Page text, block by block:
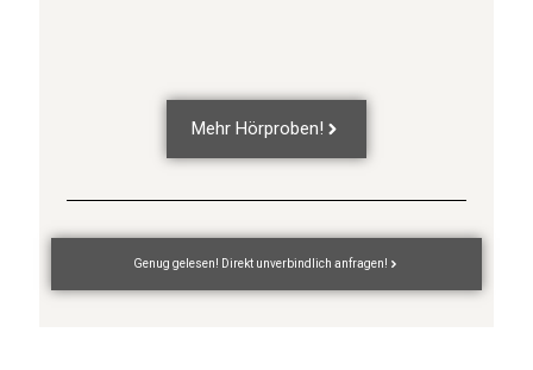
Mehr Hörproben!
Genug gelesen! Direkt unverbindlich anfragen!